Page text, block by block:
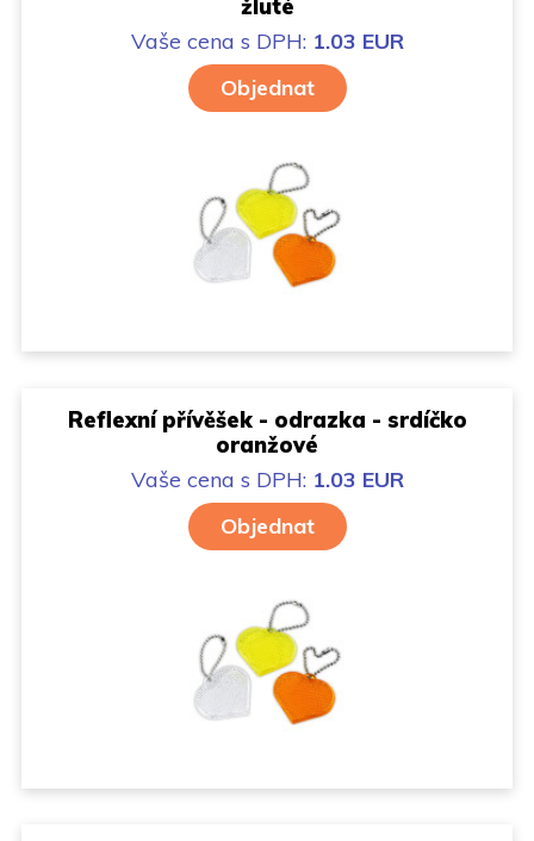
žluté
Vaše cena s DPH: 1.03 EUR
Objednat
Reflexní přívěšek - odrazka - srdíčko
oranžové
Vaše cena s DPH: 1.03 EUR
Objednat